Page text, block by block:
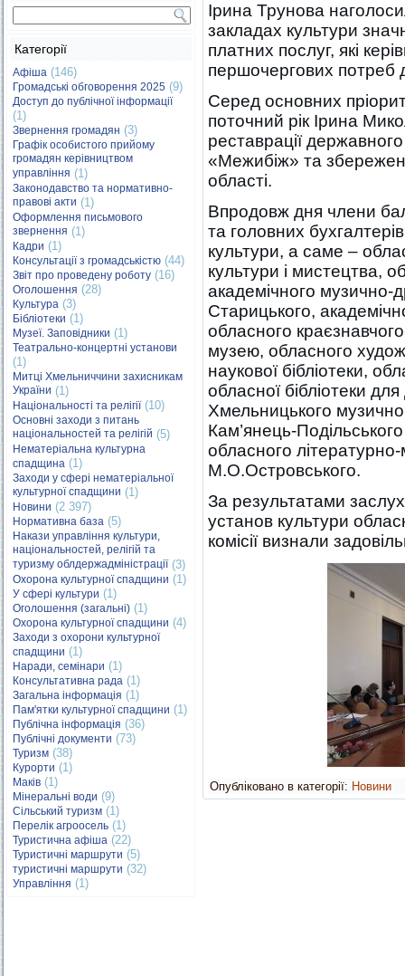
Категорії
Афіша (146)
Громадські обговорення 2025 (9)
Доступ до публічної інформації
(1)
Звернення громадян (3)
Графік особистого прийому
громадян керівництвом
управління (1)
Законодавство та нормативно-
правові акти (1)
Оформлення письмового
звернення (1)
Кадри (1)
Консультації з громадськістю (44)
Звіт про проведену роботу (16)
Оголошення (28)
Культура (3)
Бібліотеки (1)
Музеї. Заповідники (1)
Театрально-концертні установи
(1)
Митці Хмельниччини захисникам
України (1)
Національності та релігії(10)
Основні заходи з питань
національностей та релігій (5)
Нематеріальна культурна
спадщина (1)
Заходи у сфері нематеріальної
культурної спадщини (1)
Новини (2 397)
Нормативна база (5)
Накази управління культури,
національностей, релігій та
туризму облдержадміністрації(3)
Охорона культурної спадщини (1)
У сфері культури (1)
Оголошення (загальні) (1)
Охорона культурної спадщини (4)
Заходи з охорони культурної
спадщини (1)
Наради, семінари (1)
Консультативна рада (1)
Загальна інформація (1)
Пам'ятки культурної спадщини (1)
Публічна інформація (36)
Публічні документи (73)
Туризм (38)
Курорти (1)
Маків (1)
Мінеральні води (9)
Сільський туризм (1)
Перелік агроосель (1)
Туристична афіша (22)
Туристичні маршрути (5)
туристичні маршрути (32)
Управління (1)
Ірина Трунова
закладах культури
платних послуг, які
першочергових потреб
Серед основних
поточний рік Ірина
реставрації
«Межибіж» та
області.
Впродовж дня члени
та головних
культури, а саме –
культури і мистецтва,
академічного музично-
Старицького,
обласного
музею, обласного
наукової бібліотеки,
обласної бібліотеки
Хмельницького
Кам’янець-
обласного
М.О.Островського.
За результатами
установ культури
комісії визнали
Опубліковано в категорії: Новини